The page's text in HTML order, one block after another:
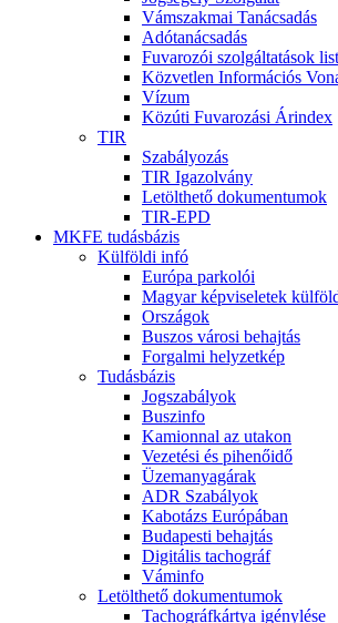
Vámszakmai Tanácsadás
Adótanácsadás
Fuvarozói szolgáltatások
Közvetlen Információs
Vízum
Közúti Fuvarozási Árindex
TIR
Szabályozás
TIR Igazolvány
Letölthető dokumentumok
TIR-EPD
MKFE tudásbázis
Külföldi infó
Európa parkolói
Magyar képviseletek
Országok
Buszos városi behajtás
Forgalmi helyzetkép
Tudásbázis
Jogszabályok
Buszinfo
Kamionnal az utakon
Vezetési és pihenőidő
Üzemanyagárak
ADR Szabályok
Kabotázs Európában
Budapesti behajtás
Digitális tachográf
Váminfo
Letölthető dokumentumok
Tachográfkártya igénylése